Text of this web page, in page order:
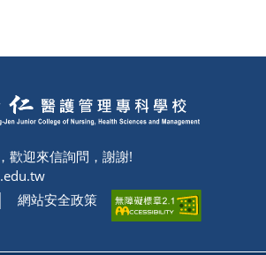
歡迎來信詢問，謝謝!
網站安全政策